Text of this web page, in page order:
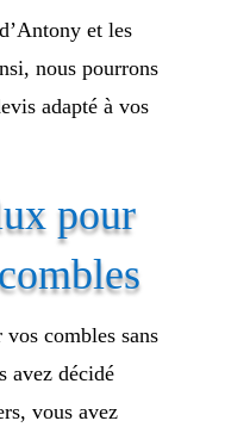
et les
nous pourrons
adapté à vos
pour
vos combles sans
avez décidé
vous avez